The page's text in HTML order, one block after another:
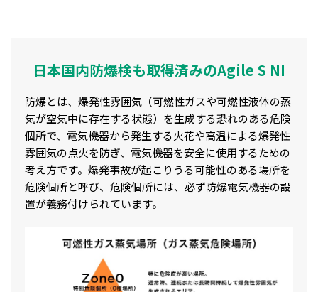
日本国内防爆検も取得済みのAgile S NI
防爆とは、爆発性雰囲気（可燃性ガスや可燃性液体の蒸
気が空気中に存在する状態）を生成する恐れのある危険
個所で、電気機器から発生する火花や高温による爆発性
雰囲気の点火を防ぎ、電気機器を安全に使用するための
考え方です。爆発事故が起こりうる可能性のある場所を
危険個所と呼び、危険個所には、必ず防爆電気機器の設
置が義務付けられています。